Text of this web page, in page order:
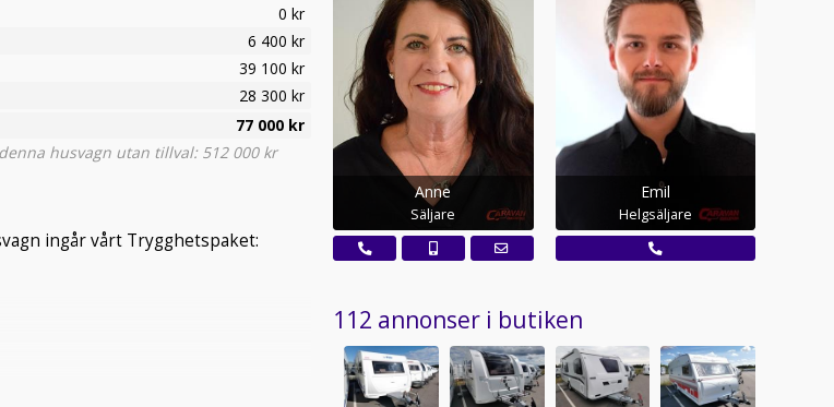
0 kr
6 400 kr
39 100 kr
28 300 kr
77 000 kr
husvagn utan tillval: 512 000 kr
ingår vårt Trygghetspaket:
Anne
Säljare
Emil
Helgsäljare
112 annonser i butiken